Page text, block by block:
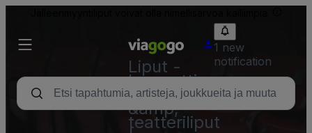
Liput -
konsertti,
urheilu
&amp;
teatteriliput
1 new
notification